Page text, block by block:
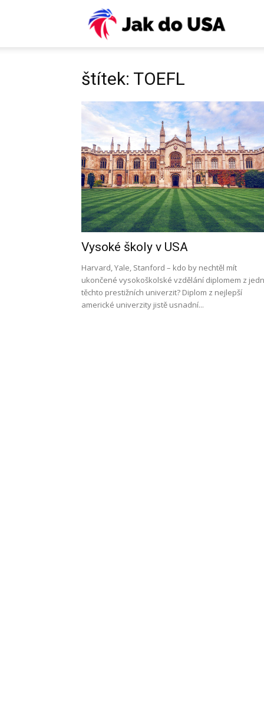
ESTA,
štítek: TOEFL
Vysoké školy v USA
Harvard, Yale, Stanford – kdo by nechtěl mít
ukončené vysokoškolské vzdělání diplomem z
těchto prestižních univerzit? Diplom z nejlepší
americké univerzity jistě usnadní...